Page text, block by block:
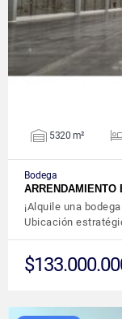
5320 m²
Bodega
ARRENDAMIENTO
¡Alquile una
Ubicación